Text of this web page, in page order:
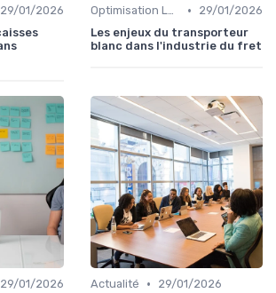
29/01/2026
Optimisation Logistique •
29/01/2026
Les enjeux du transporteur
blanc dans l'industrie du fret
29/01/2026
Actualité •
29/01/2026